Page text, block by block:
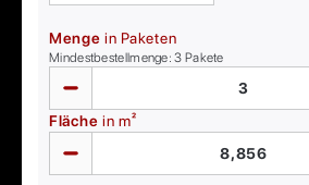
Menge in Paketen
Mindestbestellmenge:3 Pakete
Fläche in m²